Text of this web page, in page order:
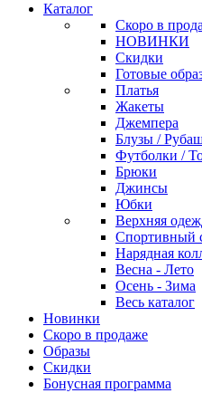
Каталог
Скоро в
НОВИНКИ
Скидки
Готовые
Платья
Жакеты
Джемпера
Блузы /
Футболки /
Брюки
Джинсы
Юбки
Верхняя
Спортивный
Нарядная
Весна - Лето
Осень - Зима
Весь каталог
Новинки
Скоро в продаже
Образы
Скидки
Бонусная программа